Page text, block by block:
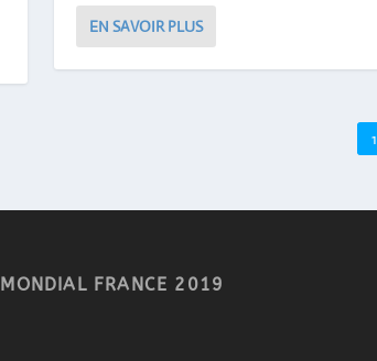
EN SAVOIR PLUS
1
MONDIAL FRANCE 2019